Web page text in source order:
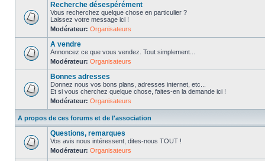
Recherche désespérément
Vous recherchez quelque chose en particulier ?
Laissez votre message ici !
Modérateur: Organisateurs
A vendre
Annoncez ce que vous vendez. Tout simplement...
Modérateur: Organisateurs
Bonnes adresses
Donnez nous vos bons plans, adresses internet, etc...
Et si vous cherchez quelque chose, faites-en la demande ici !
Modérateur: Organisateurs
A propos de ces forums et de l'association
Questions, remarques
Vos avis nous intéressent, dites-nous TOUT !
Modérateur: Organisateurs